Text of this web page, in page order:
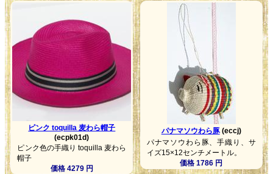
ピンク toquilla 麦わら帽子
(ecpk01d)
ピンク色の手織り toquilla 麦わら
帽子
価格 4279 円
パナマソウわら豚(eccj)
パナマソウわら豚、手織り、サ
イズ15×12センチメートル。
価格 1786 円